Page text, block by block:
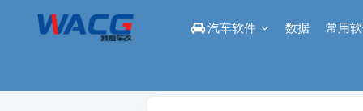
汽车软件 数据 常用